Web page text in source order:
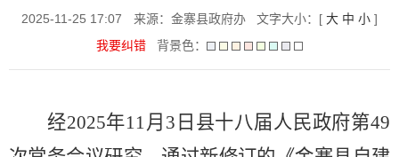
2025-11-25 17:07 来源：金寨县政府办 文字大小：[ 大 中 小]
我要纠错
背景色：
经2025年11 月 3 日县十八届人民政府第49